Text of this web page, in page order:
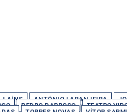
LAÍNS ANTÓNIO LARANJEIRA
PEDRO BARROSO
TEATRO